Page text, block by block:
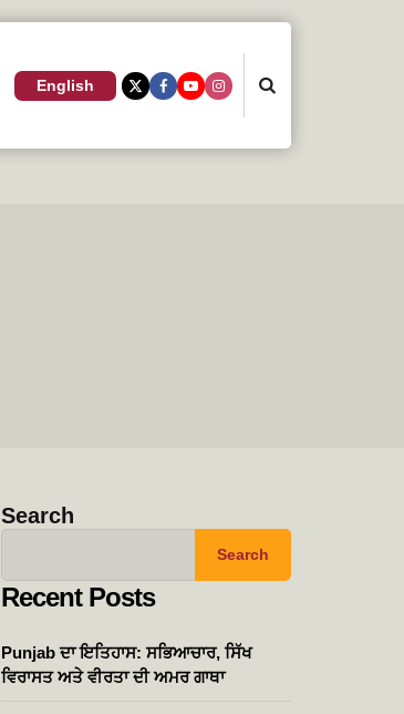
English
Search
Search
Recent Posts
Punjab ਦਾ ਇਤਿਹਾਸ: ਸਭਿਆਚਾਰ, ਸਿੱਖ
ਵਿਰਾਸਤ ਅਤੇ ਵੀਰਤਾ ਦੀ ਅਮਰ ਗਾਥਾ